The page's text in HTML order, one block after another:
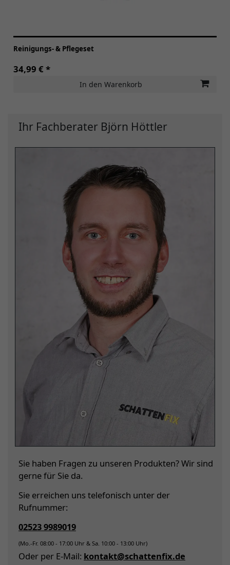
Reinigungs- & Pflegeset
34,99 € *
In den Warenkorb
Ihr Fachberater Björn Höttler
Sie haben Fragen zu unseren Produkten? Wir sind
gerne für Sie da.
Sie erreichen uns telefonisch unter der
Rufnummer:
02523 9989019
(Mo.-Fr. 08:00 - 17:00 Uhr & Sa. 10:00 - 13:00 Uhr)
Oder per E-Mail: kontakt@schattenfix.de